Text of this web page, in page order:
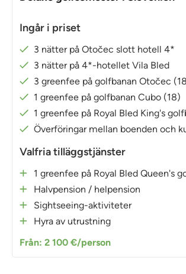
Ingår i priset
3 nätter på Otočec slott hotell 4*
3 nätter på 4*-hotellet Vila Bled
3 greenfee på golfbanan Otočec
1 greenfee på golfbanan Cubo (18)
1 greenfee på Royal Bled King's
Överföringar mellan boenden och
Valfria tilläggstjänster
1 greenfee på Royal Bled Queen's
Halvpension / helpension
Sightseeing-aktiviteter
Hyra av utrustning
Från: 2 100 €/person